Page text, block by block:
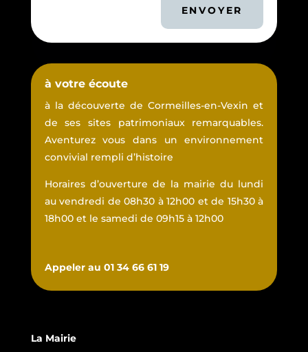
ENVOYER
à votre écoute
à la découverte de Cormeilles-en-Vexin et
de ses sites patrimoniaux remarquables.
Aventurez vous dans un environnement
convivial rempli d’histoire
Horaires d’ouverture de la mairie du lundi
au vendredi de 08h30 à 12h00 et de 15h30 à
18h00 et le samedi de 09h15 à 12h00
Appeler au 01 34 66 61 19
La Mairie